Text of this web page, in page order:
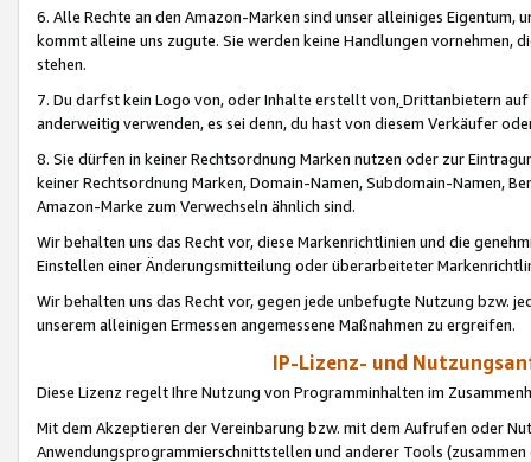
6. Alle Rechte an den Amazon-Marken sind unser alleiniges
kommt alleine uns zugute. Sie werden keine Handlungen vornehmen,
stehen.
7. Du darfst kein Logo von, oder Inhalte erstellt von,Drittanbietern auf
anderweitig verwenden, es sei denn, du hast von diesem Verkäufer
8. Sie dürfen in keiner Rechtsordnung Marken nutzen oder zur
keiner Rechtsordnung Marken, Domain-Namen, Subdomain-Namen,
Amazon-Marke zum Verwechseln ähnlich sind.
Wir behalten uns das Recht vor, diese Markenrichtlinien und die
Einstellen einer Änderungsmitteilung oder überarbeiteter
Wir behalten uns das Recht vor, gegen jede unbefugte Nutzung bzw.
unserem alleinigen Ermessen angemessene Maßnahmen zu ergreifen.
IP-Lizenz- und
Diese Lizenz regelt Ihre Nutzung von Programminhalten im
Mit dem Akzeptieren der Vereinbarung bzw. mit dem Aufrufen oder
Anwendungsprogrammierschnittstellen und anderer Tools (zusammen